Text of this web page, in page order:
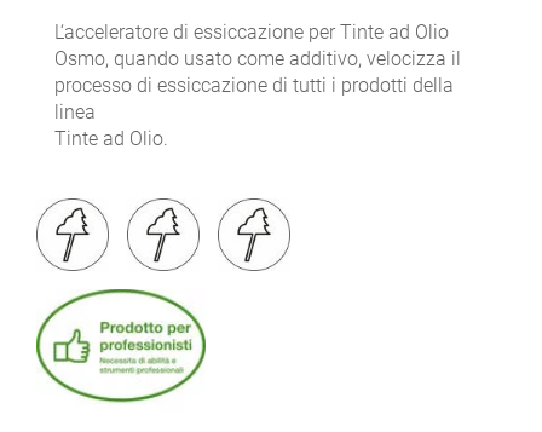
L‘acceleratore di essiccazione per Tinte ad Olio
Osmo, quando usato come additivo, velocizza il
processo di essiccazione di tutti i prodotti della
linea
Tinte ad Olio.